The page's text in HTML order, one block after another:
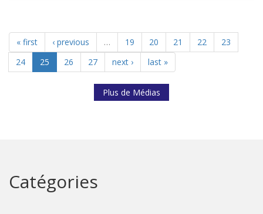
« first ‹ previous … 19 20 21 22
23
24
25 26 27 next › last »
Plus de Médias
Catégories